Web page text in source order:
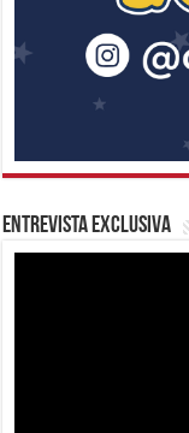
Entrevista Exclusiva